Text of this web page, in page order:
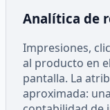
Analítica de
Impresiones,
al producto en
pantalla. La
aproximada: